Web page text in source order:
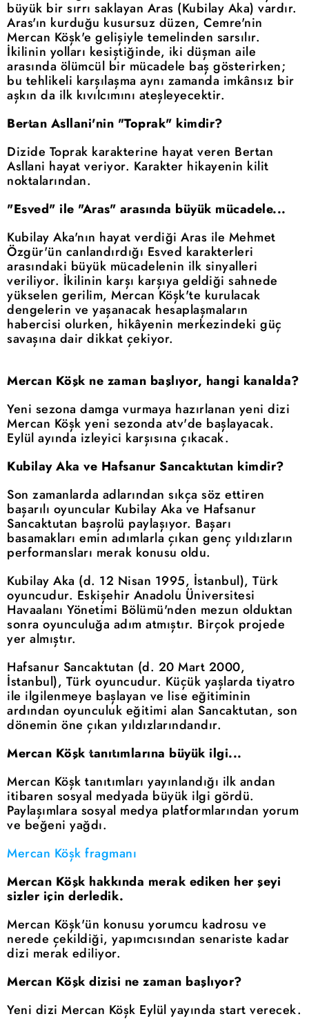
büyük bir sırrı saklayan Aras (Kubilay Aka) vardır.
Aras'ın kurduğu kusursuz düzen, Cemre'nin
Mercan Köşk'e gelişiyle temelinden sarsılır.
İkilinin yolları kesiştiğinde, iki düşman aile
arasında ölümcül bir mücadele baş gösterirken;
bu tehlikeli karşılaşma aynı zamanda imkânsız bir
aşkın da ilk kıvılcımını ateşleyecektir.
Bertan Asllani'nin "Toprak" kimdir?
Dizide Toprak karakterine hayat veren Bertan
Asllani hayat veriyor. Karakter hikayenin kilit
noktalarından.
"Esved" ile "Aras" arasında büyük mücadele...
Kubilay Aka'nın hayat verdiği Aras ile Mehmet
Özgür'ün canlandırdığı Esved karakterleri
arasındaki büyük mücadelenin ilk sinyalleri
veriliyor. İkilinin karşı karşıya geldiği sahnede
yükselen gerilim, Mercan Köşk'te kurulacak
dengelerin ve yaşanacak hesaplaşmaların
habercisi olurken, hikâyenin merkezindeki güç
savaşına dair dikkat çekiyor.
Mercan Köşk ne zaman başlıyor, hangi kanalda?
Yeni sezona damga vurmaya hazırlanan yeni dizi
Mercan Köşk yeni sezonda atv'de başlayacak.
Eylül ayında izleyici karşısına çıkacak.
Kubilay Aka ve Hafsanur Sancaktutan kimdir?
Son zamanlarda adlarından sıkça söz ettiren
başarılı oyuncular Kubilay Aka ve Hafsanur
Sancaktutan başrolü paylaşıyor. Başarı
basamakları emin adımlarla çıkan genç yıldızların
performansları merak konusu oldu.
Kubilay Aka (d. 12 Nisan 1995, İstanbul), Türk
oyuncudur. Eskişehir Anadolu Üniversitesi
Havaalanı Yönetimi Bölümü'nden mezun olduktan
sonra oyunculuğa adım atmıştır. Birçok projede
yer almıştır.
Hafsanur Sancaktutan (d. 20 Mart 2000,
İstanbul), Türk oyuncudur. Küçük yaşlarda tiyatro
ile ilgilenmeye başlayan ve lise eğitiminin
ardından oyunculuk eğitimi alan Sancaktutan, son
dönemin öne çıkan yıldızlarındandır.
Mercan Köşk tanıtımlarına büyük ilgi...
Mercan Köşk tanıtımları yayınlandığı ilk andan
itibaren sosyal medyada büyük ilgi gördü.
Paylaşımlara sosyal medya platformlarından yorum
ve beğeni yağdı.
Mercan Köşk fragmanı
Mercan Köşk hakkında merak ediken her şeyi
sizler için derledik.
Mercan Köşk'ün konusu yorumcu kadrosu ve
nerede çekildiği, yapımcısından senariste kadar
dizi merak ediliyor.
Mercan Köşk dizisi ne zaman başlıyor?
Yeni dizi Mercan Köşk Eylül yayında start verecek.